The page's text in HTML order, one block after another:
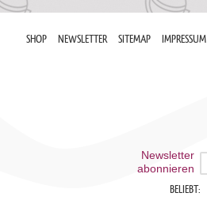
SHOP NEWSLETTER SITEMAP IMPRESSUM
Newsletter
abonnieren
BELIEBT: